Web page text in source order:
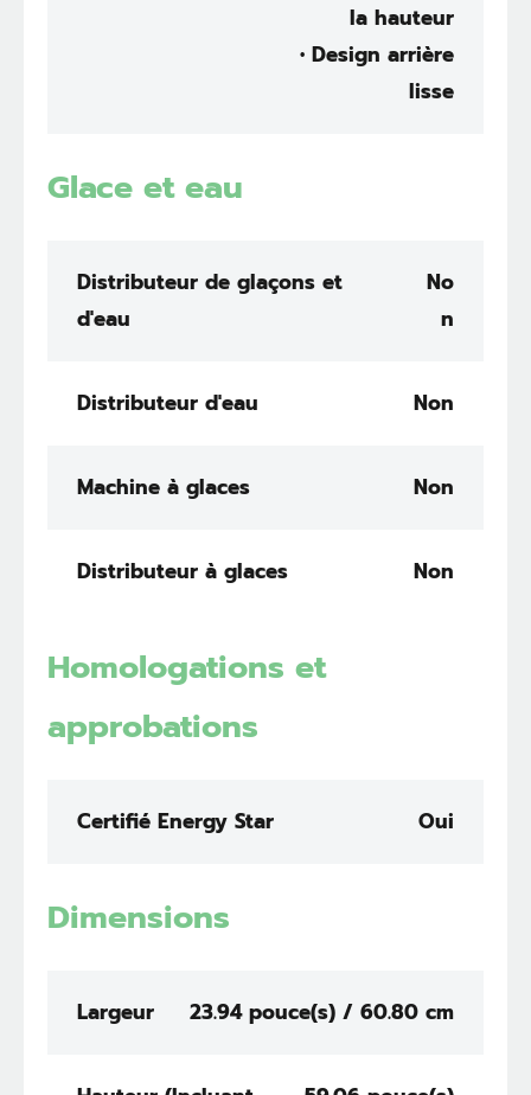
la hauteur
• Design arrière
lisse
Glace et eau
Distributeur de glaçons et
d'eau
No
n
Distributeur d'eau Non
Machine à glaces Non
Distributeur à glaces Non
Homologations et
approbations
Certifié Energy Star Oui
Dimensions
Largeur 23.94 pouce(s) / 60.80 cm